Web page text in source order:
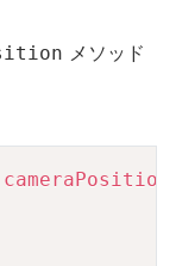
メソッド
cameraPosition